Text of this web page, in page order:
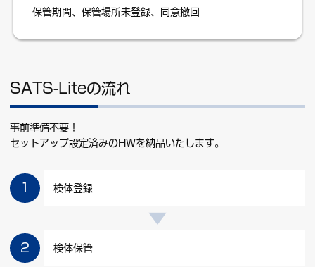
保管期間、保管場所未登録、同意撤回
SATS-Liteの流れ
事前準備不要！
セットアップ設定済みのHWを納品いたします。
検体登録
検体保管